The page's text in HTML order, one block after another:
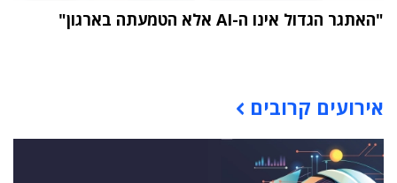
"האתגר הגדול אינו ה-AI אלא הטמעתה בארגון"
אירועים קרובים